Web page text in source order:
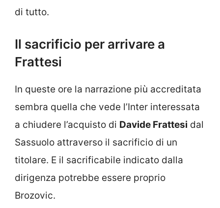
di tutto.
Il sacrificio per arrivare a
Frattesi
In queste ore la narrazione più accreditata
sembra quella che vede l’Inter interessata
a chiudere l’acquisto di Davide Frattesi dal
Sassuolo attraverso il sacrificio di un
titolare. E il sacrificabile indicato dalla
dirigenza potrebbe essere proprio
Brozovic.